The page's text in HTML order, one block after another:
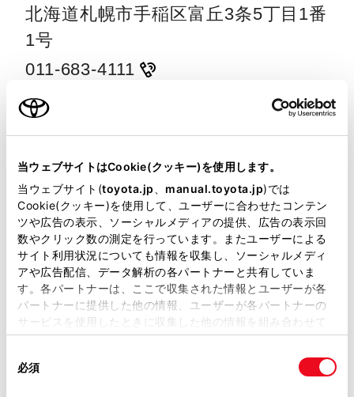
当ウェブサイトはCookie(クッキー)を使用します。
当ウェブサイト(toyota.jp manual.toyota.jp)では
Cookie(クッキー)を使用して、ユーザーに合わせたコンテン
ツや広告の表示、ソーシャルメディアの提供、広告の表示回
数やクリック数の測定を行っています。またユーザーによる
サイト利用状況についても情報を収集し、ソーシャルメディ
アや広告配信、データ解析の各パートナーと共有していま
す。各パートナーは、ここで収集された情報とユーザーが各
パートナーに提供した他の情報、ユーザーが各パートナーの
サービスを使用したときに収集した他の情報を組み合わせて
使用することがあります。当ウェブサイトの使用を続行する
必須
北海道札幌市手稲区富丘3条5丁目1番
1号
011-683-4111
販売
新琴似店
北海道札幌市北区新琴似8条9丁目1番
1号
011-763-8811
販売 レンタル リース メンテナンス
新道店
北海道札幌市東区北34条東19丁目1番
1号
011-784-7211